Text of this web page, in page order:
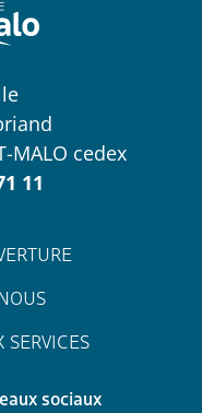
MALO cedex
11
SERVICES
sociaux